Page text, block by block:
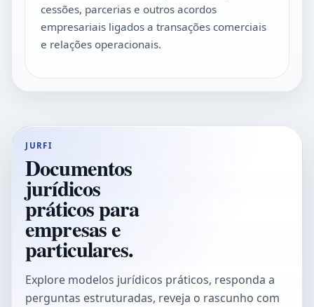
cessões, parcerias e outros acordos
empresariais ligados a transações comerciais
e relações operacionais.
JURFI
Documentos
jurídicos
práticos para
empresas e
particulares.
Explore modelos jurídicos práticos, responda a
perguntas estruturadas, reveja o rascunho com